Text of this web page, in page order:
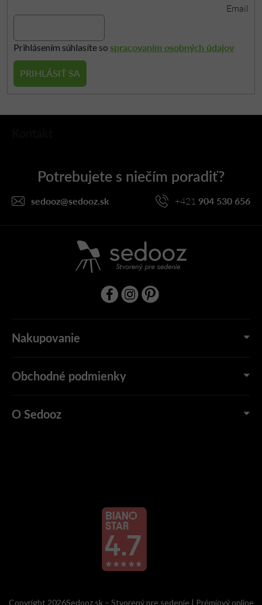
Email
Prihlásením súhlasíte so spracovaním osobných údajov
PRIHLÁSIŤ SA
Z
sedooz@sedooz.sk +421 904 530 656
Nakupovanie
Obchodné podmienky
O Sedooz
Copyright 2026Sedooz.sk – Stvorený pre sedenie | Prémiový online